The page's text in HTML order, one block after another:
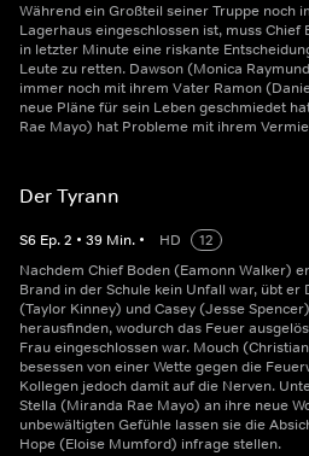
Während ein Großteil seiner Truppe noch
Lagerhaus eingeschlossen ist, muss Chief
in letzter Minute eine riskante
Leute zu retten. Dawson (Monica
immer noch mit ihrem Vater Ramon
neue Pläne für sein Leben geschmiedet
Rae Mayo) hat Probleme mit ihrem
Der Tyrann
S6 Ep.2 • 39 Min. • HD
12
Nachdem Chief Boden (Eamonn Walker)
Brand in der Schule kein Unfall war, übt er
(Taylor Kinney) und Casey (Jesse
herausfinden, wodurch das Feuer
Frau eingeschlossen war. Mouch
besessen von einer Wette gegen die
Kollegen jedoch damit auf die Nerven.
Stella (Miranda Rae Mayo) an ihre neue
unbewältigten Gefühle lassen sie die
Hope (Eloise Mumford) infrage stellen.